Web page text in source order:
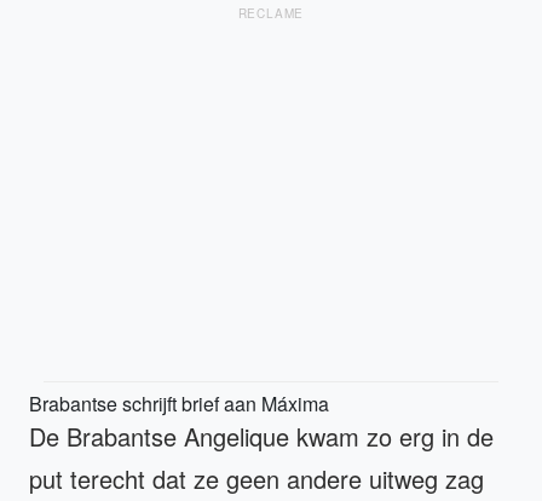
RECLAME
Brabantse schrijft brief aan Máxima
De Brabantse Angelique kwam zo erg in de
put terecht dat ze geen andere uitweg zag